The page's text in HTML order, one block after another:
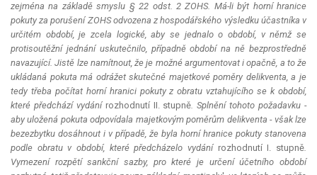
zejména na základě smyslu § 22 odst. 2 ZOHS. Má-li být horní hranice
pokuty za porušení ZOHS odvozena z hospodářského výsledku účastníka v
určitém období, je zcela logické, aby se jednalo o období, v němž se
protisoutěžní jednání uskutečnilo, případně období na ně bezprostředně
navazující. Jistě lze namítnout, že je možné argumentovat i opačně, a to že
ukládaná pokuta má odrážet skutečné majetkové poměry delikventa, a je
tedy třeba počítat horní hranici pokuty z obratu vztahujícího se k období,
které předchází vydání rozhodnutí II. stupně. Splnění tohoto požadavku -
aby uložená pokuta odpovídala majetkovým poměrům delikventa - však lze
bezezbytku dosáhnout i v případě, že byla horní hranice pokuty stanovena
podle obratu v období, které předcházelo vydání rozhodnutí I. stupně.
Vymezení rozpětí sankční sazby, pro které je určení účetního období